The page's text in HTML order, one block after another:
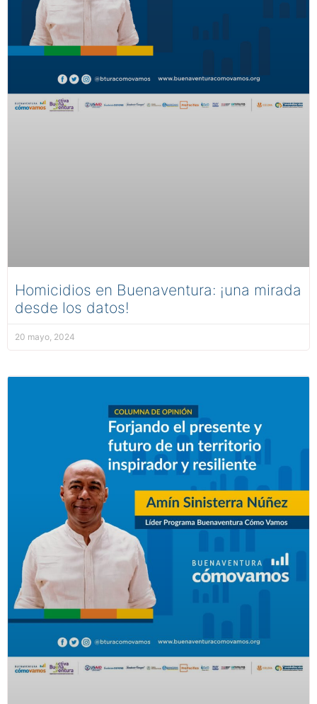
Homicidios en Buenaventura: ¡una mirada
desde los datos!
20 mayo, 2024